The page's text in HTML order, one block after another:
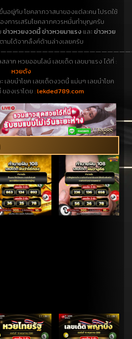
นอยู่กับ โชคลาภวาสนาของแต่ละคน โปรดใช้
การเสริมโชคลาภควรหมั่นทำบุญครับ
ข่าวหวยงวดนี้ข่าวหวยมาแรง และข่าวหวย
ามได้จากลิ้งค์ด้านล่างเลยครับ
าก หวยออนไลน์ เลขเด็ด เลขมาแรง ได้ที่ :
หวยดัง
ลขนำโชค เลขเด็ดงวดนี้ แม่นๆ เลขนำโชค
องเราโดย :lekded789.com